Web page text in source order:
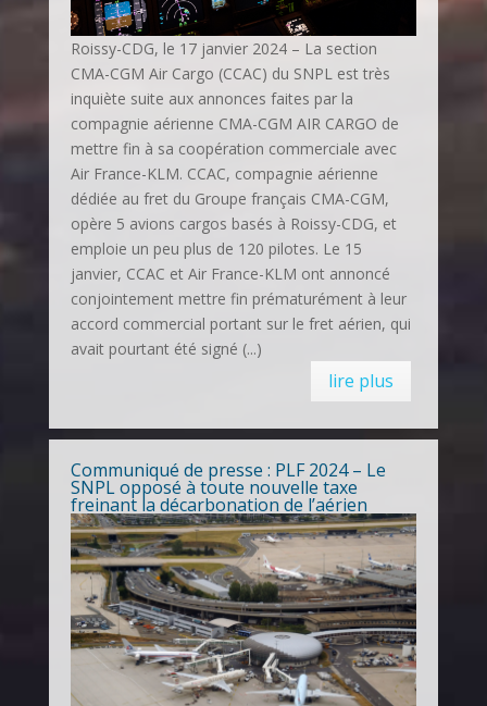
Roissy-CDG, le 17 janvier 2024 – La section
CMA-CGM Air Cargo (CCAC) du SNPL est très
inquiète suite aux annonces faites par la
compagnie aérienne CMA-CGM AIR CARGO de
mettre fin à sa coopération commerciale avec
Air France-KLM. CCAC, compagnie aérienne
dédiée au fret du Groupe français CMA-CGM,
opère 5 avions cargos basés à Roissy-CDG, et
emploie un peu plus de 120 pilotes. Le 15
janvier, CCAC et Air France-KLM ont annoncé
conjointement mettre fin prématurément à leur
accord commercial portant sur le fret aérien, qui
avait pourtant été signé (...)
lire plus
Communiqué de presse : PLF 2024 – Le
SNPL opposé à toute nouvelle taxe
freinant la décarbonation de l’aérien